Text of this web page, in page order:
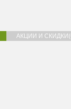
АКЦИИ И